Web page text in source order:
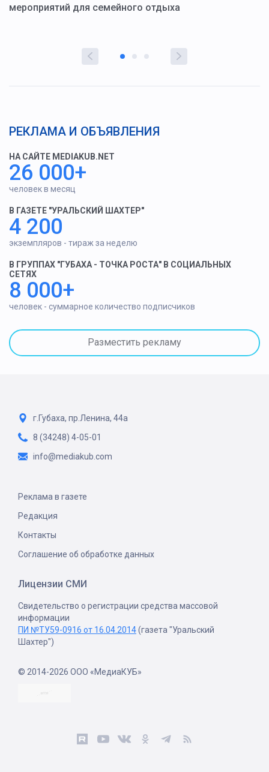
мероприятий для семейного отдыха
РЕКЛАМА И ОБЪЯВЛЕНИЯ
НА САЙТЕ MEDIAKUB.NET
26 000+
человек в месяц
В ГАЗЕТЕ "УРАЛЬСКИЙ ШАХТЕР"
4 200
экземпляров - тираж за неделю
В ГРУППАХ "ГУБАХА - ТОЧКА РОСТА" В СОЦИАЛЬНЫХ
СЕТЯХ
8 000+
человек - суммарное количество подписчиков
Разместить рекламу
г.Губаха, пр.Ленина, 44а
8 (34248) 4-05-01
info@mediakub.com
Реклама в газете
Редакция
Контакты
Соглашение об обработке данных
Лицензии СМИ
Свидетельство о регистрации средства массовой
информации
ПИ №ТУ59-0916 от 16.04.2014(газета "Уральский
Шахтер")
© 2014-2026 ООО «МедиаКУБ»